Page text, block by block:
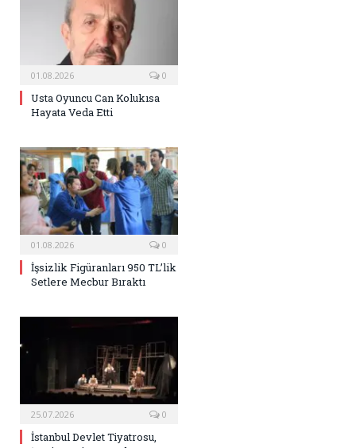
01.08.2026 0
Usta Oyuncu Can Kolukısa
Hayata Veda Etti
01.08.2026 0
İşsizlik Figüranları 950 TL’lik
Setlere Mecbur Bıraktı
25.07.2026 0
İstanbul Devlet Tiyatrosu,